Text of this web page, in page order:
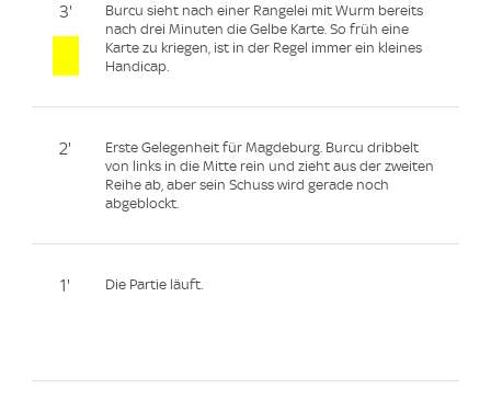
3'
Burcu sieht nach einer Rangelei mit Wurm bereits
nach drei Minuten die Gelbe Karte. So früh eine
Karte zu kriegen, ist in der Regel immer ein kleines
Handicap.
2'
Erste Gelegenheit für Magdeburg. Burcu dribbelt
von links in die Mitte rein und zieht aus der zweiten
Reihe ab, aber sein Schuss wird gerade noch
abgeblockt.
1' Die Partie läuft.